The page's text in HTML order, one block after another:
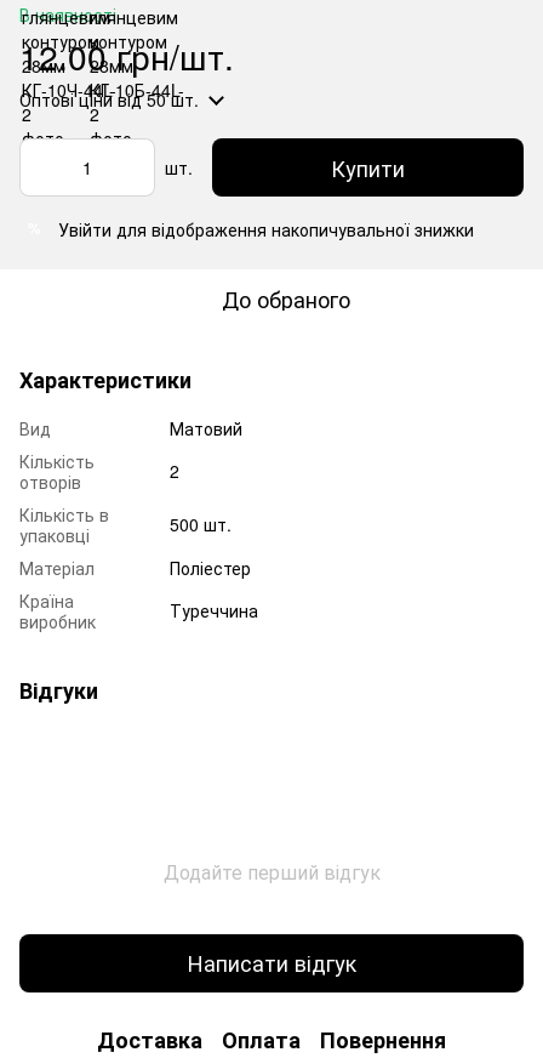
В наявності
12.00 грн/шт.
Оптові цінивід 50 шт.
шт. Купити
Увійти для відображення накопичувальної знижки
До обраного
Характеристики
Вид
Матовий
Кількість
отворів
2
Кількість в
упаковці
500 шт.
Матеріал
Поліестер
Країна
виробник
Туреччина
Відгуки
Додайте перший відгук
Написати відгук
Доставка Оплата Повернення